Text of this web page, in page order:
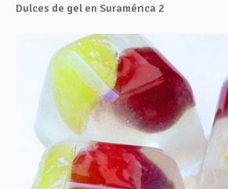
Dulces de gel en Suramérica 2